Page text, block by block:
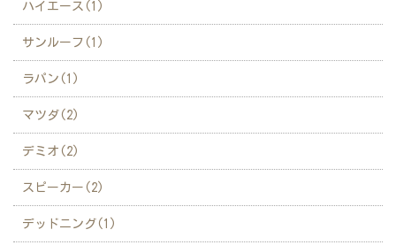
ハイエース(1)
サンルーフ(1)
ラパン(1)
マツダ(2)
デミオ(2)
スピーカー(2)
デッドニング(1)